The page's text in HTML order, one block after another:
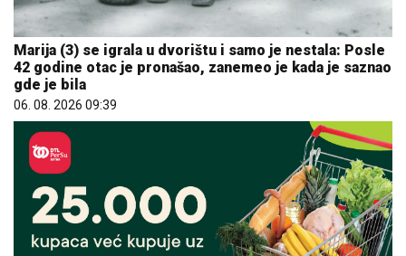
Marija (3) se igrala u dvorištu i samo je nestala: Posle
42 godine otac je pronašao, zanemeo je kada je saznao
gde je bila
06. 08. 2026 09:39